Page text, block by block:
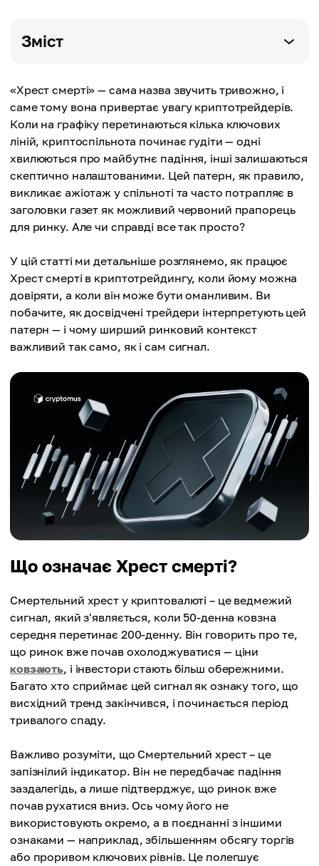
Зміст
«Хрест смерті» — сама назва звучить тривожно, і
саме тому вона привертає увагу криптотрейдерів.
Коли на графіку перетинаються кілька ключових
ліній, криптоспільнота починає гудіти — одні
хвилюються про майбутнє падіння, інші залишаються
скептично налаштованими. Цей патерн, як правило,
викликає ажіотаж у спільноті та часто потрапляє в
заголовки газет як можливий червоний прапорець
для ринку. Але чи справді все так просто?
У цій статті ми детальніше розглянемо, як працює
Хрест смерті в криптотрейдингу, коли йому можна
довіряти, а коли він може бути оманливим. Ви
побачите, як досвідчені трейдери інтерпретують цей
патерн — і чому ширший ринковий контекст
важливий так само, як і сам сигнал.
Що означає Хрест смерті?
Смертельний хрест у криптовалюті – це ведмежий
сигнал, який з'являється, коли 50-денна ковзна
середня перетинає 200-денну. Він говорить про те,
що ринок вже почав охолоджуватися — ціни
ковзають, і інвестори стають більш обережними.
Багато хто сприймає цей сигнал як ознаку того, що
висхідний тренд закінчився, і починається період
тривалого спаду.
Важливо розуміти, що Смертельний хрест – це
запізнілий індикатор. Він не передбачає падіння
заздалегідь, а лише підтверджує, що ринок вже
почав рухатися вниз. Ось чому його не
використовують окремо, а в поєднанні з іншими
ознаками — наприклад, збільшенням обсягу торгів
або проривом ключових рівнів. Це полегшує